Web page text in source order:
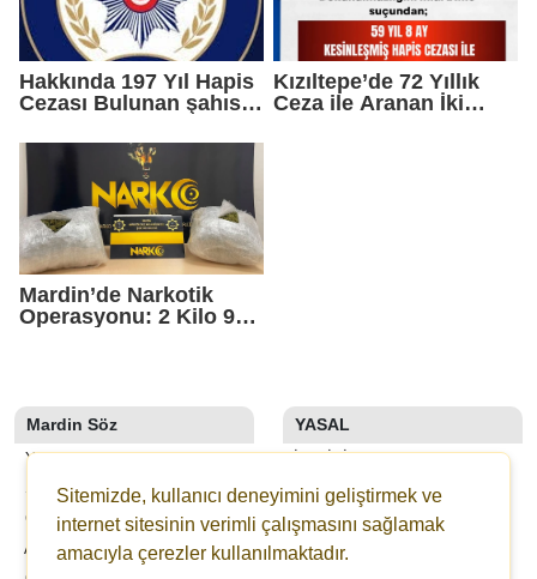
Hakkında 197 Yıl Hapis
Cezası Bulunan şahıs
Kızıltepe’de 72 Yıllık
Ceza ile Aranan İki
Mardin’de Narkotik
Operasyonu: 2 Kilo 950
Mardin Söz
YAZARLAR
SON DAKİKA
GALERİLER
ANKETLER
YASAL
İLETIŞIM
KÜNYE
YAYIN İLKELERI
KURALLAR
Sitemizde, kullanıcı deneyimini geliştirmek ve
internet sitesinin verimli çalışmasını sağlamak
amacıyla çerezler kullanılmaktadır.